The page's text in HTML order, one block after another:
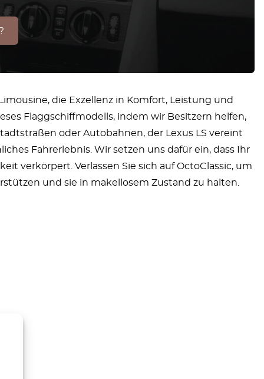
die Exzellenz in Komfort, Leistung und
Flaggschiffmodells, indem wir Besitzern helfen,
oder Autobahnen, der Lexus LS vereint
Fahrerlebnis. Wir setzen uns dafür ein, dass Ihr
verkörpert. Verlassen Sie sich auf OctoClassic, um
und sie in makellosem Zustand zu halten.